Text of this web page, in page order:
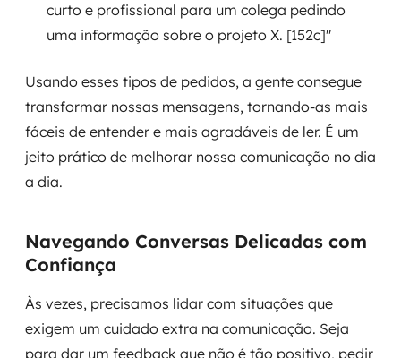
curto e profissional para um colega pedindo
uma informação sobre o projeto X. [152c]"
Usando esses tipos de pedidos, a gente consegue
transformar nossas mensagens, tornando-as mais
fáceis de entender e mais agradáveis de ler. É um
jeito prático de melhorar nossa comunicação no dia
a dia.
Navegando Conversas Delicadas com
Confiança
Às vezes, precisamos lidar com situações que
exigem um cuidado extra na comunicação. Seja
para dar um feedback que não é tão positivo, pedir